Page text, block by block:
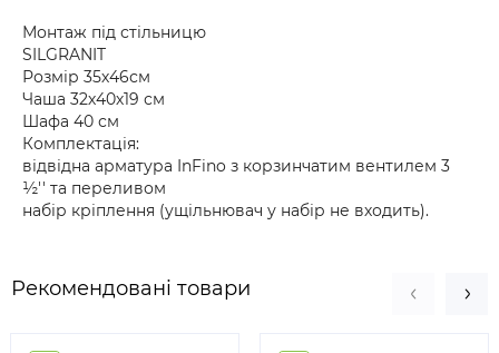
Монтаж під стільницю
SILGRANIT
Розмір 35х46см
Чаша 32х40х19 см
Шафа 40 см
Комплектація:
відвідна арматура InFino з корзинчатим вентилем 3
½'' та переливом
набір кріплення (ущільнювач у набір не входить).
Рекомендовані товари